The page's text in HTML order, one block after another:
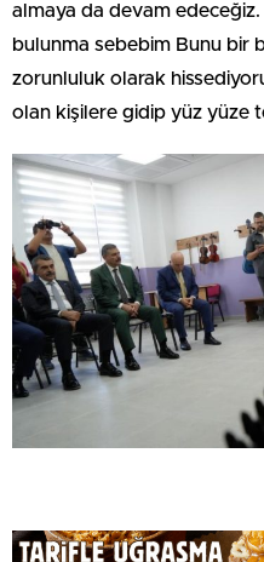
almaya da devam
bulunma sebebim Bunu bir
zorunluluk olarak
olan kişilere gidip yüz yüze